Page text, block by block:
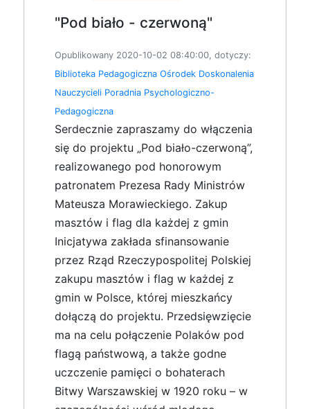
"Pod biało - czerwoną"
Opublikowany 2020-10-02 08:40:00, dotyczy:
Biblioteka Pedagogiczna Ośrodek Doskonalenia
Nauczycieli Poradnia Psychologiczno-
Pedagogiczna
Serdecznie zapraszamy do włączenia
się do projektu „Pod biało-czerwoną”,
realizowanego pod honorowym
patronatem Prezesa Rady Ministrów
Mateusza Morawieckiego. Zakup
masztów i flag dla każdej z gmin
Inicjatywa zakłada sfinansowanie
przez Rząd Rzeczypospolitej Polskiej
zakupu masztów i flag w każdej z
gmin w Polsce, której mieszkańcy
dołączą do projektu. Przedsięwzięcie
ma na celu połączenie Polaków pod
flagą państwową, a także godne
uczczenie pamięci o bohaterach
Bitwy Warszawskiej w 1920 roku – w